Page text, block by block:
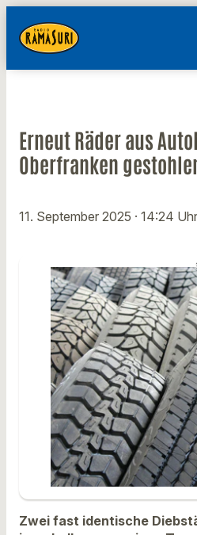
Erneut Räder aus
Oberfranken
11. September 2025 · 14:24 Uhr
Zwei fast identische